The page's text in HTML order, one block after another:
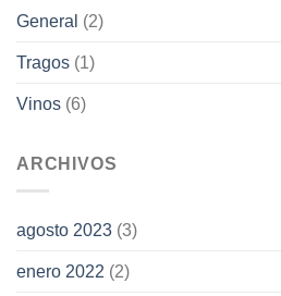
General (2)
Tragos (1)
Vinos (6)
ARCHIVOS
agosto 2023 (3)
enero 2022 (2)